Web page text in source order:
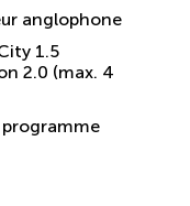
anglophone
1.5
2.0 (max. 4